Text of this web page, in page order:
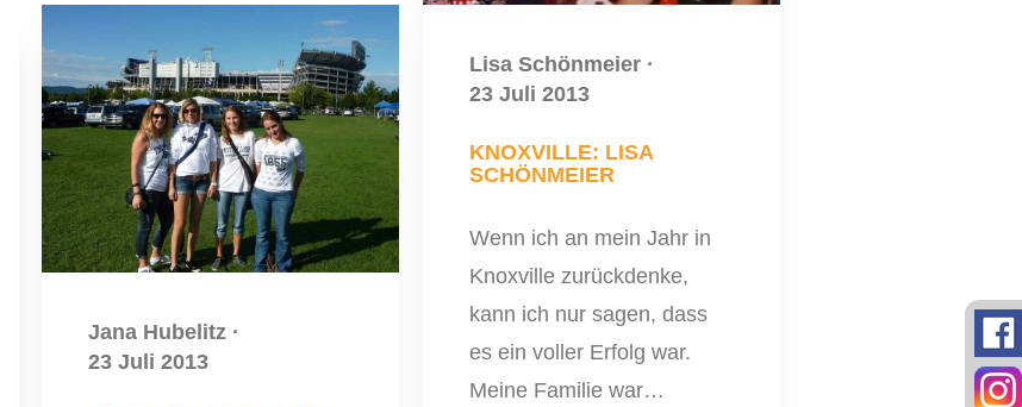
Lisa Schönmeier ·
23 Juli 2013
KNOXVILLE: LISA
SCHÖNMEIER
Wenn ich an mein Jahr in
Knoxville zurückdenke,
kann ich nur sagen, dass
es ein voller Erfolg war.
Meine Familie war…
Jana Hubelitz ·
23 Juli 2013